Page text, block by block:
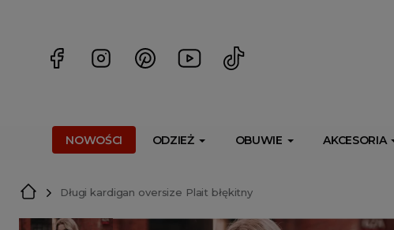
NOWOŚCI ODZIEŻ OBUWIE AKCESORIA
Długi kardigan oversize Plait błękitny